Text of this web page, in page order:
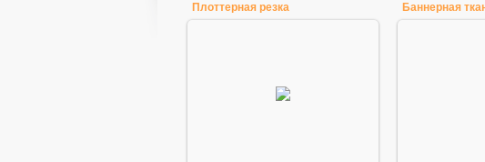
Плоттерная резка